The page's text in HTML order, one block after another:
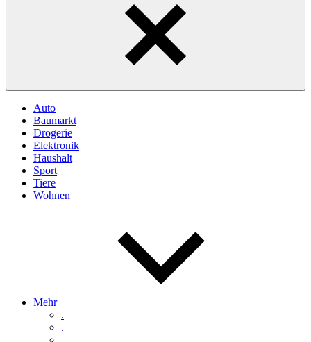
Auto
Baumarkt
Drogerie
Elektronik
Haushalt
Sport
Tiere
Wohnen
Mehr
.
.
.